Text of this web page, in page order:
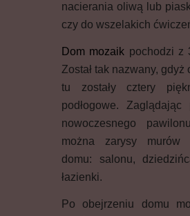
nacierania oliwą lub
czy do wszelakich
Dom mozaik pochodzi z
Został tak nazwany, gdyż
tu zostały cztery
podłogowe. Zaglądając
nowoczesnego
można zarysy murów
domu: salonu,
łazienki.
Po obejrzeniu domu